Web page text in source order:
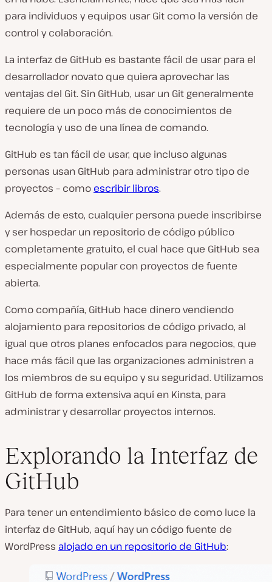
para individuos y equipos usar Git como la versión de
control y colaboración.
La interfaz de GitHub es bastante fácil de usar para el
desarrollador novato que quiera aprovechar las
ventajas del Git. Sin GitHub, usar un Git generalmente
requiere de un poco más de conocimientos de
tecnología y uso de una línea de comando.
GitHub es tan fácil de usar, que incluso algunas
personas usan GitHub para administrar otro tipo de
proyectos – como escribir libros.
Además de esto, cualquier persona puede inscribirse
y ser hospedar un repositorio de código público
completamente gratuito, el cual hace que GitHub sea
especialmente popular con proyectos de fuente
abierta.
Como compañía, GitHub hace dinero vendiendo
alojamiento para repositorios de código privado, al
igual que otros planes enfocados para negocios, que
hace más fácil que las organizaciones administren a
los miembros de su equipo y su seguridad. Utilizamos
GitHub de forma extensiva aquí en Kinsta, para
administrar y desarrollar proyectos internos.
Explorando la Interfaz de
GitHub
Para tener un entendimiento básico de como luce la
interfaz de GitHub, aquí hay un código fuente de
WordPress alojado en un repositorio de GitHub: